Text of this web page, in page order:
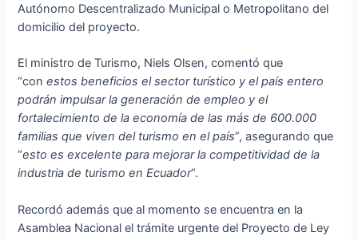
Autónomo Descentralizado Municipal o Metropolitano del
domicilio del proyecto.
El ministro de Turismo, Niels Olsen, comentó que
“conestos beneficios el sector turístico y el país entero
podrán impulsar la generación de empleo y el
fortalecimiento de la economía de las más de 600.000
familias que viven del turismo en el país”, asegurando que
“esto es excelente para mejorar la competitividad de la
industria de turismo en Ecuador”.
Recordó además que al momento se encuentra en la
Asamblea Nacional el trámite urgente del Proyecto de Ley